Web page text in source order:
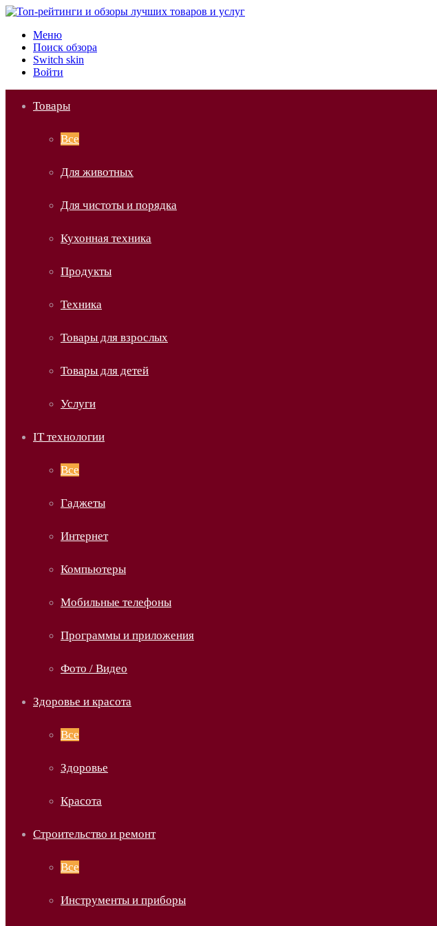
Меню
Поиск обзора
Switch skin
Войти
Товары
Все
Для животных
Для чистоты и порядка
Кухонная техника
Продукты
Техника
Товары для взрослых
Товары для детей
Услуги
IT технологии
Все
Гаджеты
Интернет
Компьютеры
Мобильные телефоны
Программы и приложения
Фото / Видео
Здоровье и красота
Все
Здоровье
Красота
Строительство и ремонт
Все
Инструменты и приборы